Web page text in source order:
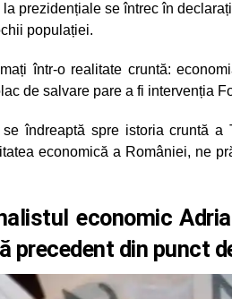
la prezidențiale se întrec în
populației.
într-o realitate cruntă:
de salvare pare a fi intervenția
se îndreaptă spre istoria cruntă
economică a României, ne
economic
precedent din punct